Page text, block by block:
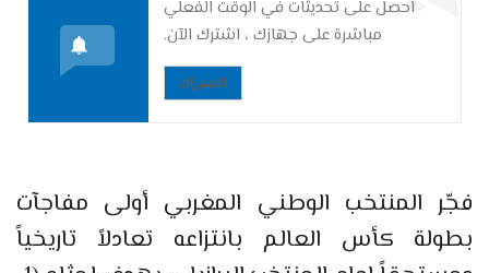
احصل على تحديثات في الوقت الفعلي
مباشرة على جهازك ، اشترك الآن.
الاشتراك
فجّر المنتخب الوطني المغربي أولى مفاجآت
بطولة كأس العالم بانتزاعه تعادلاً تاريخياً